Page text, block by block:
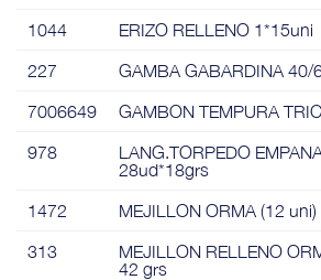
1044 ERIZO RELLENO 1*15uni
227 GAMBA GABARDINA 40/
7006649 GAMBON TEMPURA
978
LANG.TORPEDO
28ud*18grs
1472 MEJILLON ORMA (12 uni)
313
MEJILLON RELLENO
42 grs